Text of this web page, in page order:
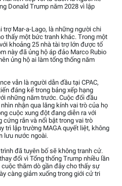
Donald Trump năm 2028 vì lập
Mar-a-Lago, là những người chi
thấy một bức tranh khác. Trong một
khoảng 25 nhà tài trợ lớn được tổ
này đã ủng hộ áp đảo Marco Rubio
ủng hộ ai làm tổng thống năm
vẫn là người dẫn đầu tại CPAC,
đáng kể trong bảng xếp hạng
những năm trước. Cuộc đối đầu
nhận qua lăng kính vai trò của họ
cuộc xung đột đang diễn ra với
cứng rắn và nổi bật trong vai trò
trì lập trường MAGA quyết liệt, không
lưu nước ngoài.
đã tuyên bố sẽ không tranh cử.
đổi vì Tổng thống Trump nhiều lần
thăm dò gần đây cho thấy sự
càng giảm xuống trong giới cử tri